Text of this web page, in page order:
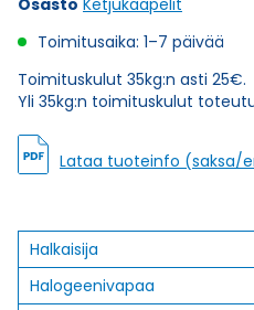
Osasto Ketjukaapelit
Toimitusaika: 1–7 päivää
Toimituskulut 35kg:n asti 25€.
Yli 35kg:n toimituskulut
Lataa tuoteinfo (saksa/
Halkaisija
Halogeenivapaa